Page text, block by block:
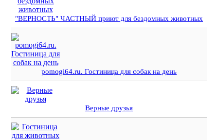
"ВЕРНОСТЬ" ЧАСТНЫЙ приют для бездомных животных
pomogi64.ru. Гостиница для собак на день
Верные друзья